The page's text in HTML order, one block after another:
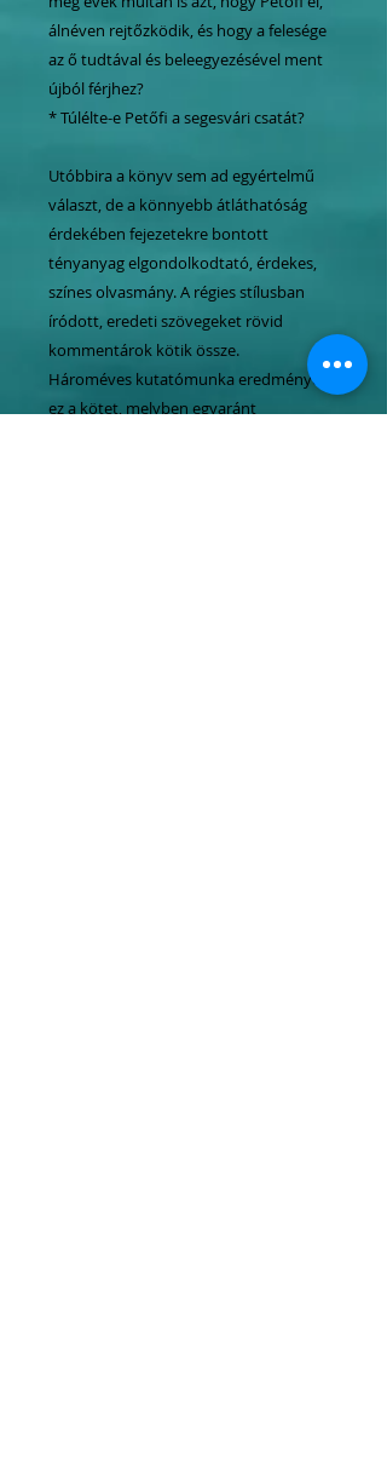
álnéven rejtőzködik, és hogy a felesége
az ő tudtával és beleegyezésével ment
újból férjhez?
* Túlélte-e Petőfi a segesvári csatát?
Utóbbira a könyv sem ad egyértelmű
választ, de a könnyebb átláthatóság
érdekében fejezetekre bontott
tényanyag elgondolkodtató, érdekes,
színes olvasmány. A régies stílusban
íródott, eredeti szövegeket rövid
kommentárok kötik össze.
Hároméves kutatómunka eredménye
ez a kötet, melyben egyaránt